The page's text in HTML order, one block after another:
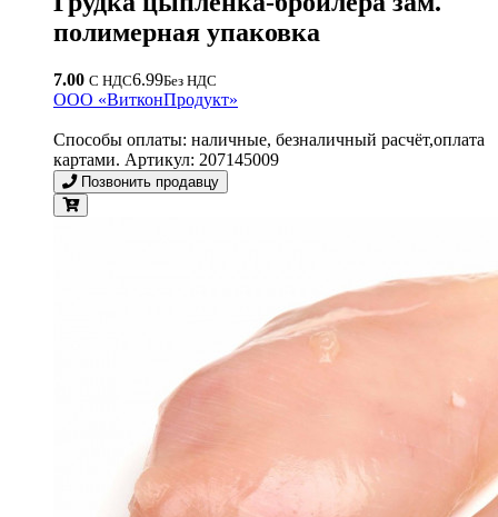
полимерная упаковка
7.00 С НДС6.99Без НДС
ООО «ВитконПродукт»
Способы оплаты: наличные, безналичный расчёт,оплата
картами. Артикул: 207145009
Позвонить продавцу